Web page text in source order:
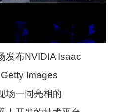
布NVIDIA Isaac
Images
一同亮相的